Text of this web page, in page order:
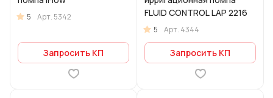
5 Арт. 5342
Запросить КП
FLUID CONTROL LAP 2216
5 Арт. 4344
Запросить КП